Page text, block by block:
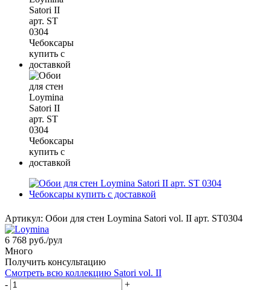
Артикул: Обои для стен Loymina Satori vol. II арт. ST0304
6 768 руб./рул
Много
Получить консультацию
Смотреть всю коллекцию Satori vol. II
-
+